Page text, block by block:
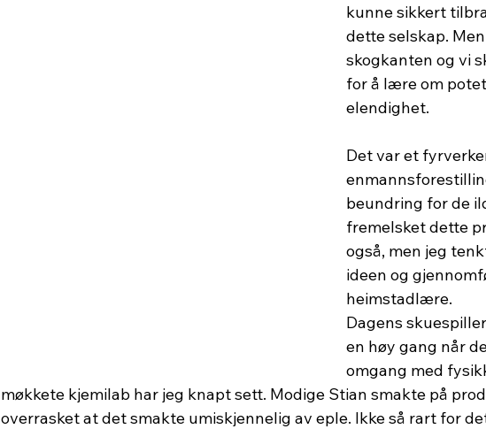
kunne sikkert
dette selskap.
skogkanten og vi
for å lære om
elendighet.
Det var et
beundring for de
fremelsket dette
også, men jeg
ideen og
heimstadlære.
Dagens
en høy gang når
omgang med
møkkete kjemilab har jeg knapt sett. Modige Stian smakte på
overrasket at det smakte umiskjennelig av eple. Ikke så rart for